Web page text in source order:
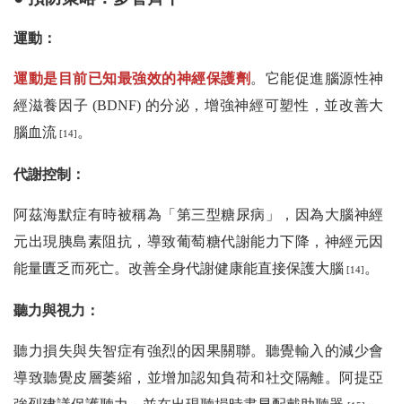
運動：
運動是目前已知最強效的神經保護劑 。它能促進腦源性神
經滋養因子 (BDNF) 的分泌，增強神經可塑性，並改善大
腦血流 [14] 。
代謝控制：
阿茲海默症有時被稱為「第三型糖尿病」，因為大腦神經
元出現胰島素阻抗，導致葡萄糖代謝能力下降，神經元因
能量匱乏而死亡。改善全身代謝健康能直接保護大腦 [14] 。
聽力與視力：
聽力損失與失智症有強烈的因果關聯。聽覺輸入的減少會
導致聽覺皮層萎縮，並增加認知負荷和社交隔離。阿提亞